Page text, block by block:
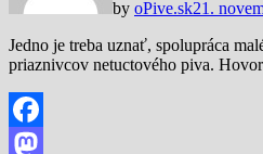
by oPive.sk21.
Jedno je treba uznať, spolupráca
priaznivcov netuctového piva.
Facebook